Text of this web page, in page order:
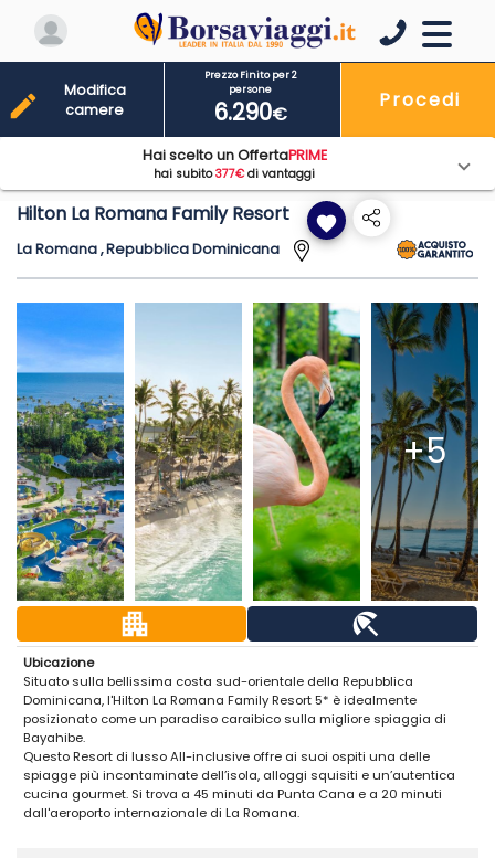
Hilton La Romana Family Resort favorite
La Romana , Repubblica Dominicana
+5
apartment beach_access
Ubicazione
Situato sulla bellissima costa sud-orientale della Repubblica
Dominicana, l'Hilton La Romana Family Resort 5* è idealmente
posizionato come un paradiso caraibico sulla migliore spiaggia di
Bayahibe.
Questo Resort di lusso All-inclusive offre ai suoi ospiti una delle
spiagge più incontaminate dell’isola, alloggi squisiti e un’autentica
cucina gourmet. Si trova a 45 minuti da Punta Cana e a 20 minuti
dall'aeroporto internazionale di La Romana.
Prezzo Finito per 2
persone
6.290€
Procedi
edit
Modifica
camere
Hai scelto un OffertaPRIME
hai subito377€di vantaggi